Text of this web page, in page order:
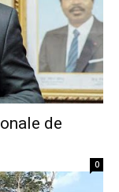
de
0